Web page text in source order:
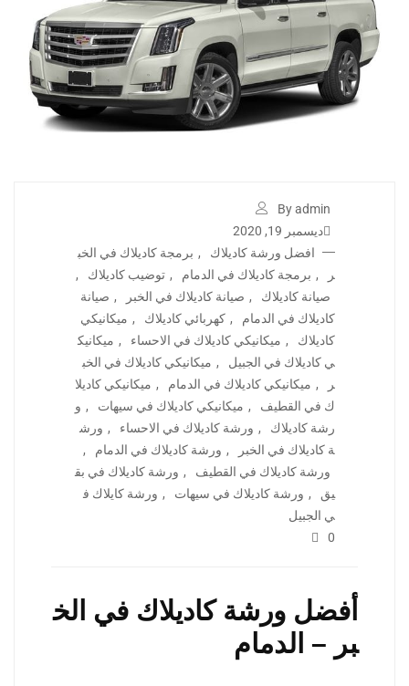
By admin
ديسمبر 19, 2020
افضل ورشة كاديلاك
, برمجة كاديلاك في الخب
ر
, برمجة كاديلاك في الدمام , توضيب كاديلاك
,
صيانة كاديلاك
, صيانة كاديلاك في الخبر , صيانة
كاديلاك في الدمام
, كهربائي كاديلاك , ميكانيكي
كاديلاك
, ميكانيكي كاديلاك في الاحساء , ميكانيك
ي كاديلاك في الجبيل
, ميكانيكي كاديلاك في الخب
ر
, ميكانيكي كاديلاك في الدمام , ميكانيكي كاديلا
ك في القطيف
, ميكانيكي كاديلاك في سيهات , و
رشة كاديلاك
, ورشة كاديلاك في الاحساء , ورش
ة كاديلاك في الخبر
, ورشة كاديلاك في الدمام
,
ورشة كاديلاك في القطيف
, ورشة كاديلاك في بق
يق
, ورشة كاديلاك في سيهات , ورشة كايلاك ف
ي الجبيل
0
أفضل ورشة كاديلاك في الخ
بر – الدمام